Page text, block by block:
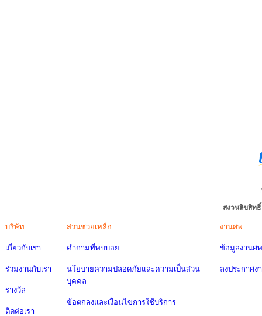
สงวนลิขสิท
บริษัท
เกี่ยวกับเรา
ร่วมงานกับเรา
รางวัล
ติดต่อเรา
ส่วนช่วยเหลือ
คำถามที่พบบ่อย
นโยบายความปลอดภัยและความเป็นส่วน
บุคคล
ข้อตกลงและเงื่อนไขการใช้บริการ
งานศพ
ข้อมูลงานศพ
ลงประกาศง